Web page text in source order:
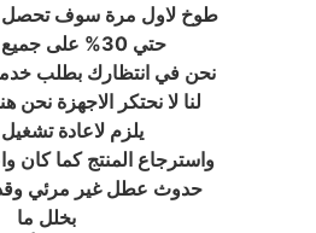
طوخ لاول مرة سوف
حتي 30% على جميع المنتجات
نحن في انتظارك بطلب خدمة
لنا لا نحتكر الاجهزة نحن
يلزم لاعادة تشغيل
واسترجاع المنتج كما كان
حدوث عطل غير مرئي وقد
بخلل ما